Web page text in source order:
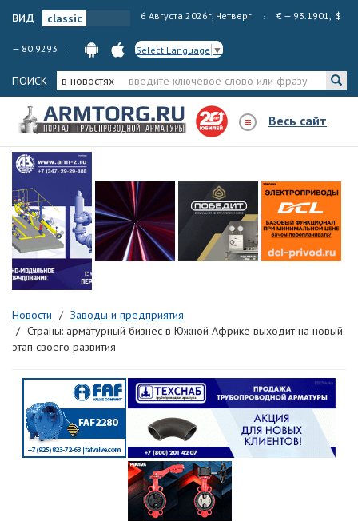
вид 6 Августа 2026г, Четверг € — 93.1901, $
— 80.9293 Select Language ▼
ПОИСК в новостях
Весь сайт
Новости
Заводы и предприятия
Страны: арматурный бизнес в Южной Африке выходит на новый
этап своего развития